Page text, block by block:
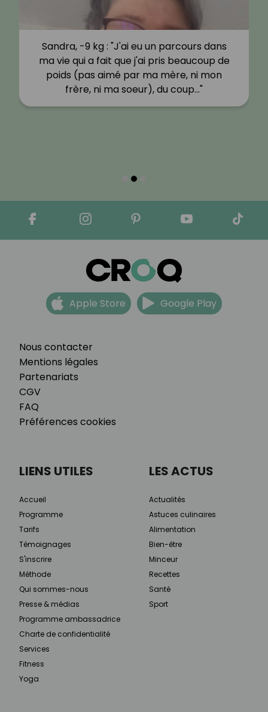
Sandra, -9 kg : "J'ai eu un parcours dans
ma vie qui a fait que j'ai pris beaucoup de
poids (pas aimé par ma mère, ni mon
frère, ni ma soeur), du coup…"
Nous contacter
Mentions légales
Partenariats
CGV
FAQ
Préférences cookies
Apple Store Google Play
LIENS UTILES
Accueil
Programme
Tarifs
Témoignages
S'inscrire
Méthode
Qui sommes-nous
Presse & médias
Programme ambassadrice
Charte de confidentialité
Services
Fitness
Yoga
LES ACTUS
Actualités
Astuces culinaires
Alimentation
Bien-être
Minceur
Recettes
Santé
Sport